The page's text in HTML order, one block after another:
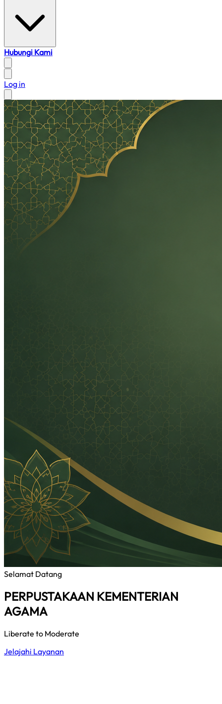
Hubungi Kami
Log in
Selamat Datang
PERPUSTAKAAN KEMENTERIAN
AGAMA
Liberate to Moderate
Jelajahi Layanan